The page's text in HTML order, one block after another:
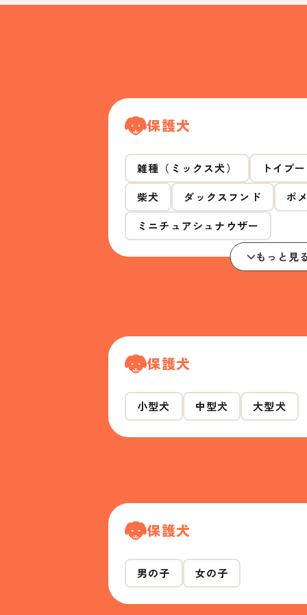
保護犬
雑種（ミックス犬）
トイプ
柴犬
ダックスフンド
ポ
ミニチュアシュナウザー
もっと見
保護犬
小型犬 中型犬 大型犬
保護犬
男の子 女の子